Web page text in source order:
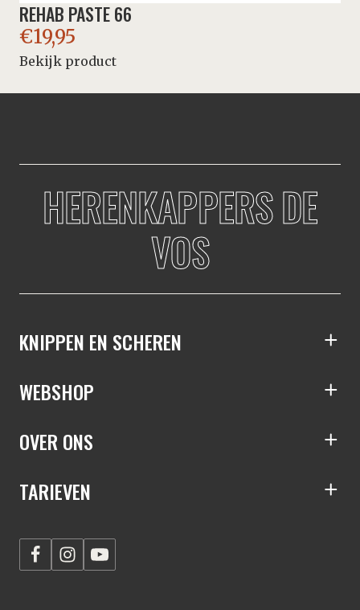
REHAB PASTE 66
€19,95
Bekijk product
HERENKAPPERS DE
VOS
KNIPPEN EN SCHEREN
WEBSHOP
OVER ONS
TARIEVEN